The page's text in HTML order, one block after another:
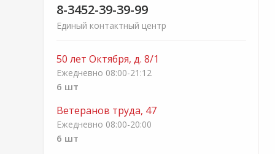
8-3452-39-39-99
Единый контактный центр
50 лет Октября, д. 8/1
Ежедневно 08:00-21:12
6 шт
Ветеранов труда, 47
Ежедневно 08:00-20:00
6 шт